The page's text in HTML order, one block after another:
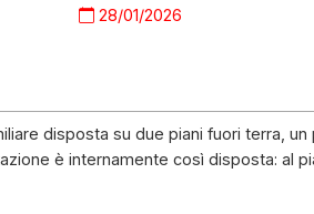
28/01/2026
disposta su due piani fuori terra,
è internamente così disposta: al